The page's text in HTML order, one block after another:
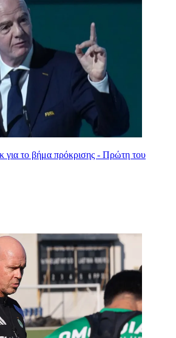
για το βήμα πρόκρισης - Πρώτη του